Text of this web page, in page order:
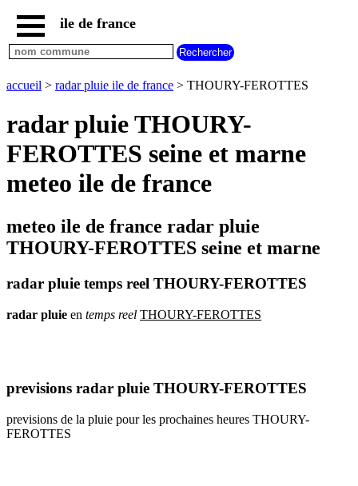
accueil
paris
communes
communes
hauts
de
seine
communes
marne
communes
saint
denis
communes
val
marne
communes
ile de france
accueil > radar pluie ile de france > THOURY-FEROTTES
radar pluie THOURY-
FEROTTES seine et marne
meteo ile de france
meteo ile de france radar pluie
THOURY-FEROTTES seine et marne
radar pluie temps reel THOURY-FEROTTES
radar pluie en temps reel THOURY-FEROTTES
previsions radar pluie THOURY-FEROTTES
previsions de la pluie pour les prochaines heures THOURY-
FEROTTES